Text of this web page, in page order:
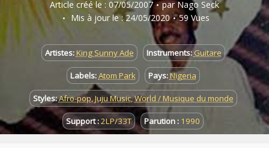
Article créé le : 07/05/2007 par Nago Seck
Mis à jour le : 24/05/2020
59 Vues
Artistes:King Sunny Ade Instruments:Guitare
Labels:Atom Park Pays:Nigeria
Styles:Afro-pop,Juju Music,World / Musique du monde
Support :2LP/33T Parution : 1990